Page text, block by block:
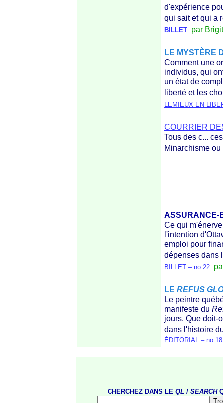
d'expérience
qui sait et qui a
BILLETpar
LE MYSTÈRE
Comment une
individus, qui
un état de
liberté et les
LEMIEUX EN
COURRIER
Tous des c...
Minarchisme
ASSURANCE-
Ce qui
l'intention
emploi pour
dépenses dans
BILLET – no 22
LE REFUS
Le peintre
manifeste du
jours. Que doit-
dans l'histoire
ÉDITORIAL – no 18
CHERCHEZ DANS LE QL /SEARCH